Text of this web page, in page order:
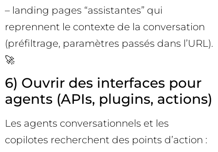
– landing pages “assistantes” qui
reprennent le contexte de la conversation
(préfiltrage, paramètres passés dans l’URL).
🚀
6) Ouvrir des interfaces pour
agents (APIs, plugins, actions)
Les agents conversationnels et les
copilotes recherchent des points d’action :